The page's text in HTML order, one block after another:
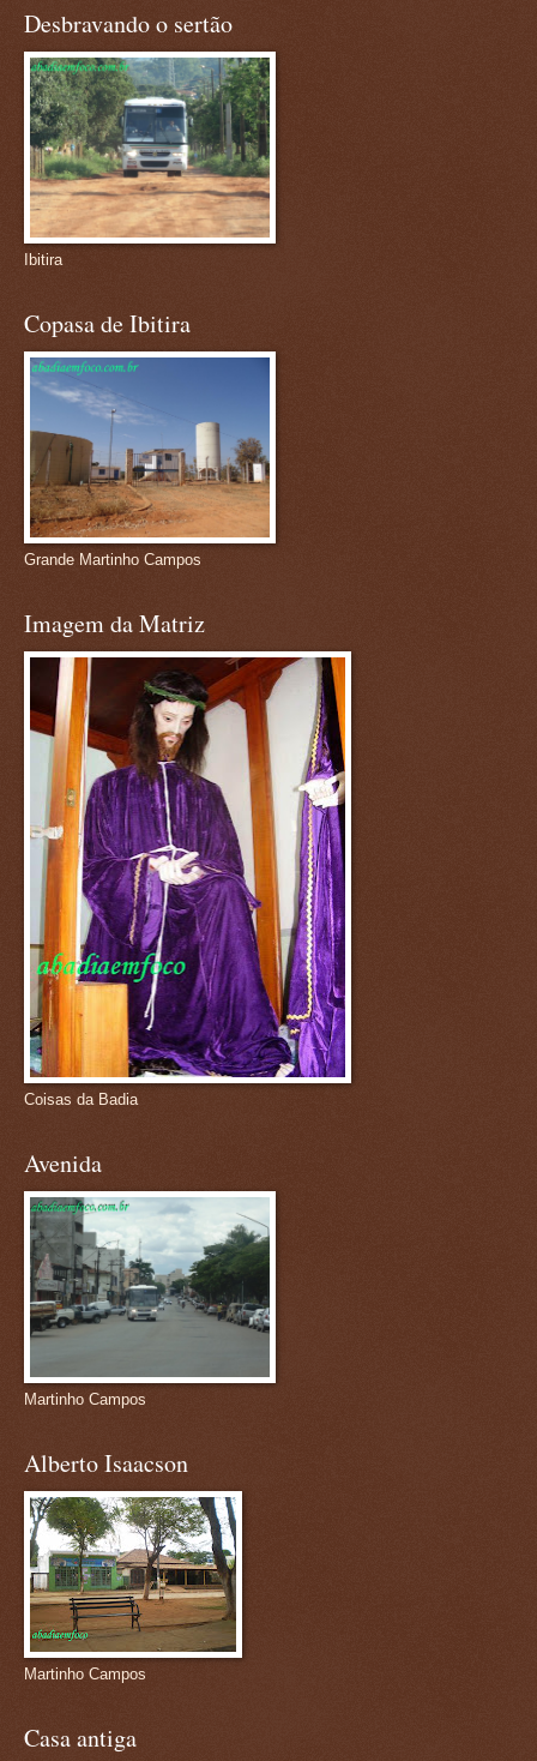
Desbravando o sertão
Ibitira
Copasa de Ibitira
Grande Martinho Campos
Imagem da Matriz
Coisas da Badia
Avenida
Martinho Campos
Alberto Isaacson
Martinho Campos
Casa antiga